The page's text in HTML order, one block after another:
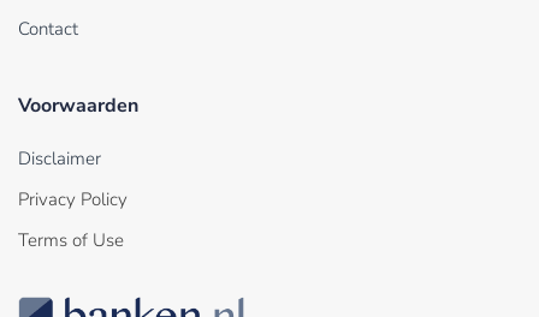
Contact
Voorwaarden
Disclaimer
Privacy Policy
Terms of Use